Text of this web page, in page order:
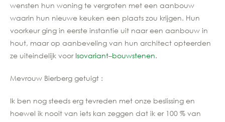
wensten hun woning te vergroten met een aanbouw
waarin hun nieuwe keuken een plaats zou krijgen. Hun
voorkeur ging in eerste instantie uit naar een aanbouw in
hout, maar op aanbeveling van hun architect opteerden
ze uiteindelijk voor Isovariant–bouwstenen.
Mevrouw Bierberg getuigt :
Ik ben nog steeds erg tevreden met onze beslissing en
hoewel ik nooit van iets kan zeggen dat ik er 100 % van